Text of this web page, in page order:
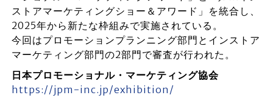
ストアマーケティングショー＆アワード」を統合し、
2025年から新たな枠組みで実施されている。
今回はプロモーションプランニング部門とインストア
マーケティング部門の2部門で審査が行われた。
日本プロモーショナル・マーケティング協会
https://jpm-inc.jp/exhibition/